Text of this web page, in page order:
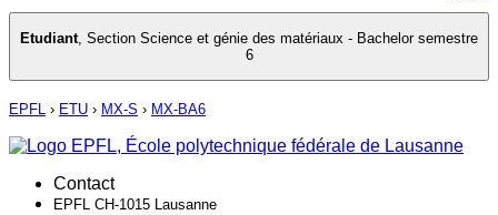
Etudiant, Section Science et génie des matériaux - Bachelor semestre
6
EPFL › ETU › MX-S › MX-BA6
Contact
EPFL CH-1015 Lausanne